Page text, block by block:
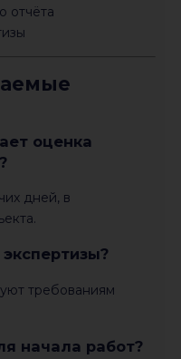
отчёта
оценка
дней, в
требованиям
начала работ?